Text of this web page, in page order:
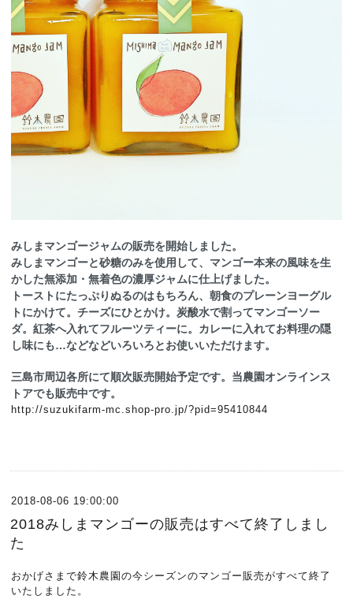
みしまマンゴージャムの販売を開始しました。
みしまマンゴーと砂糖のみを使用して、マンゴー本来の風味を生
かした無添加・無着色の濃厚ジャムに仕上げました。
トーストにたっぷりぬるのはもちろん、朝食のプレーンヨーグル
トにかけて。チーズにひとかけ。 炭酸水で割ってマンゴーソー
ダ。紅茶へ入れてフルーツティーに。 カレーに入れてお料理の隠
し味にも…などなどいろいろとお使いいただけます。
三島市周辺各所にて順次販売開始予定です。 当農園オンラインス
トアでも販売中です。
http://suzukifarm-mc.shop-pro.jp/?pid=95410844
2018-08-06 19:00:00
2018みしまマンゴーの販売はすべて終了しまし
た
おかげさまで鈴木農園の今シーズンのマンゴー販売がすべて終了
いたしました。